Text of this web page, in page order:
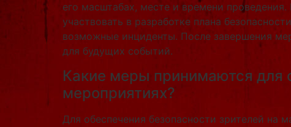
его масштабах, месте и времени
участвовать в разработке плана
возможные инциденты. После завершения
для будущих событий.
Какие меры принимаются для
мероприятиях?
Для обеспечения безопасности зрителей